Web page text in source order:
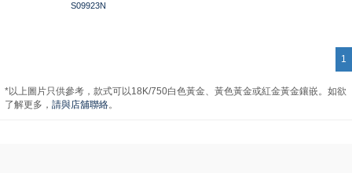
S09923N
1
*以上圖片只供參考，款式可以18K/750白色黃金、黃色黃金或紅金黃金鑲嵌。如欲
了解更多， 請與店舖聯絡。